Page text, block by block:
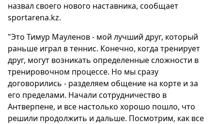
назвал своего нового наставника, сообщает
sportarena.kz.
"Это Тимур Мауленов - мой лучший друг, который
раньше играл в теннис. Конечно, когда тренирует
друг, могут возникать определенные сложности в
тренировочном процессе. Но мы сразу
договорились - разделяем общение на корте и за
его пределами. Начали сотрудничество в
Антверпене, и все настолько хорошо пошло, что
решили продолжить и дальше. Посмотрим, как все